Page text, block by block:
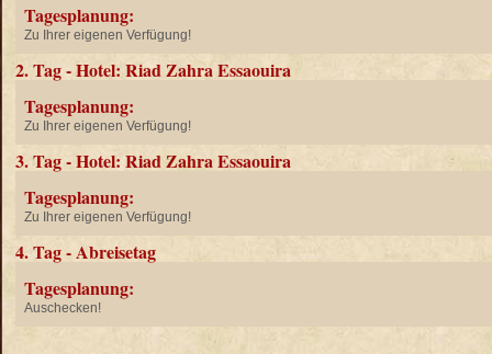
Tagesplanung:
Zu Ihrer eigenen Verfügung!
2. Tag - Hotel: Riad Zahra Essaouira
Tagesplanung:
Zu Ihrer eigenen Verfügung!
3. Tag - Hotel: Riad Zahra Essaouira
Tagesplanung:
Zu Ihrer eigenen Verfügung!
4. Tag - Abreisetag
Tagesplanung:
Auschecken!